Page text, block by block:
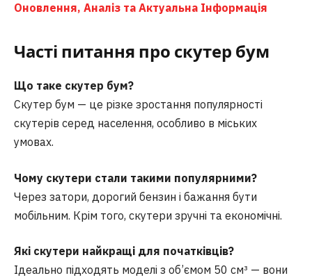
Оновлення, Аналіз та Актуальна Інформація
Часті питання про скутер бум
Що таке скутер бум?
Скутер бум — це різке зростання популярності
скутерів серед населення, особливо в міських
умовах.
Чому скутери стали такими популярними?
Через затори, дорогий бензин і бажання бути
мобільним. Крім того, скутери зручні та економічні.
Які скутери найкращі для початківців?
Ідеально підходять моделі з об’ємом 50 см³ — вони